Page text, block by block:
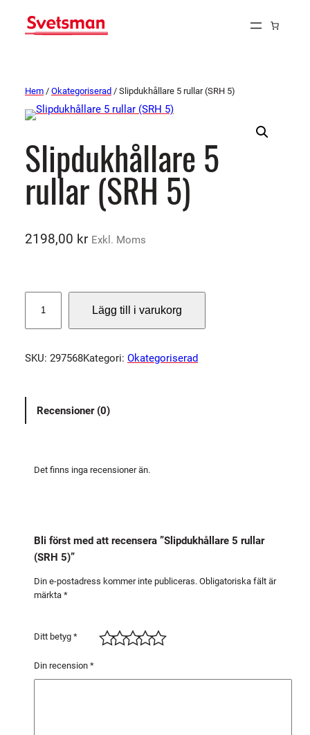
Hem / Okategoriserad / Slipdukhållare 5 rullar (SRH 5)
Slipdukhållare 5
rullar (SRH 5)
2198,00 kr Exkl. Moms
i
d
k
Lägg till i varukorg
SKU: 297568Kategori: Okategoriserad
Recensioner (0)
Det finns inga recensioner än.
Bli först med att recensera ”Slipdukhållare 5 rullar
(SRH 5)”
Din e-postadress kommer inte publiceras. Obligatoriska fält är
märkta *
Ditt betyg *
Din recension *